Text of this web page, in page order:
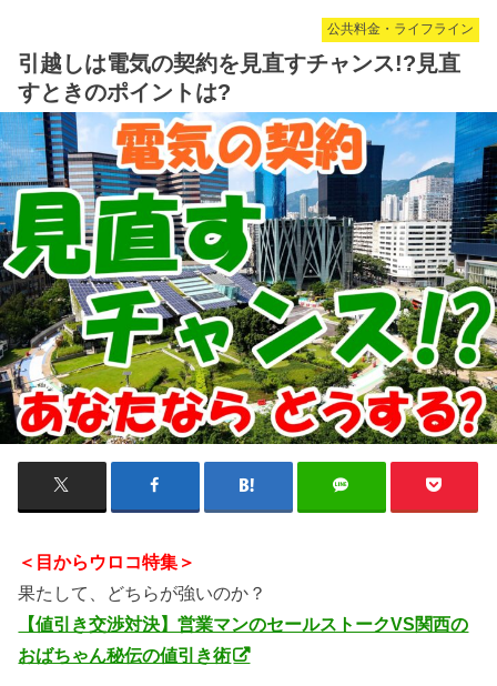
公共料金・ライフライン
引越しは電気の契約を見直すチャンス!?見直
すときのポイントは?
＜目からウロコ特集＞
果たして、どちらが強いのか？
【値引き交渉対決】営業マンのセールストークVS関西の
おばちゃん秘伝の値引き術